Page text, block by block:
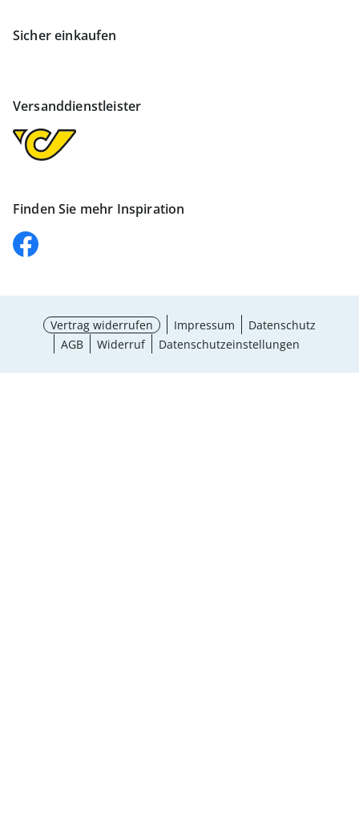
Sicher einkaufen
Versanddienstleister
Finden Sie mehr Inspiration
Vertrag widerrufen Impressum
Datenschutz
AGB
Widerruf Datenschutzeinstellungen